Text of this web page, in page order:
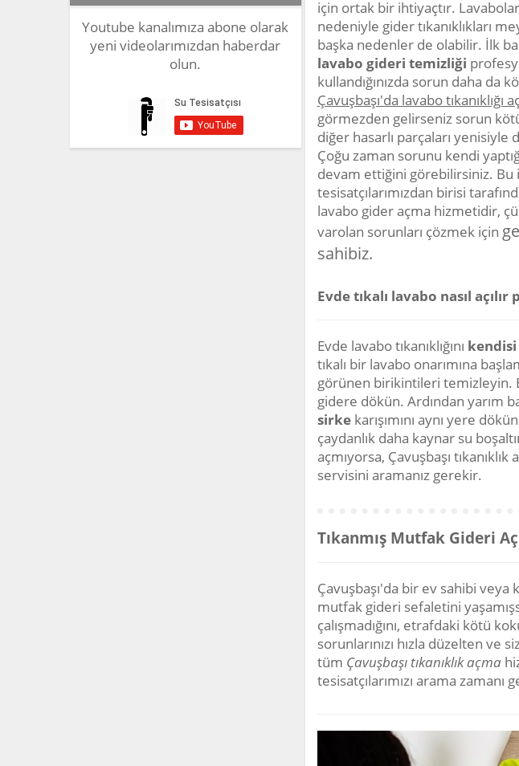
için ortak bir ihtiyaçtır.
nedeniyle gider tıkanıklıkları
başka nedenler de olabilir. İlk
lavabo gideri temizliği
kullandığınızda sorun daha da
Çavuşbaşı'da lavabo tıkanıklığı
görmezden gelirseniz sorun
diğer hasarlı parçaları yenisiyle
Çoğu zaman sorunu kendi
devam ettiğini görebilirsiniz. Bu
tesisatçılarımızdan birisi
lavabo gider açma hizmetidir,
varolan sorunları çözmek için
sahibiz.
Evde tıkalı lavabo nasıl açılır
Evde lavabo tıkanıklığını
tıkalı bir lavabo onarımına
görünen birikintileri temizleyin.
gidere dökün. Ardından yarım
sirkekarışımını aynı yere
çaydanlık daha kaynar su
açmıyorsa, Çavuşbaşı
servisini aramanız gerekir.
Tıkanmış Mutfak Gideri
Çavuşbaşı'da bir ev sahibi veya
mutfak gideri sefaletini
çalışmadığını, etrafdaki kötü
sorunlarınızı hızla düzelten ve
tüm Çavuşbaşı tıkanıklık açma
tesisatçılarımızı arama zamanı
Youtube kanalımıza abone olarak
yeni videolarımızdan haberdar
olun.